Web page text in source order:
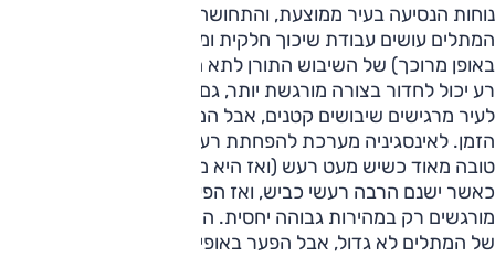
נוחות הנסיעה בעיר ממוצעת, והתחושה היא שבחלק מהמקרים
המתלים עושים עבודת שיכוך חלקית ומעבירים חלק (גם אם
באופן מרוכך) של השיבוש התורן לתא הנוסעים. פה ושם שיבוש
רע יכול לחדור בצורה מורגשת יותר, גם אם לא בחבטה. מחוץ
לעיר מרגישים שיבושים קטנים, אבל המכונית נעימה במרבית
הזמן. לאינסגיניה מערכת להפחתת רעשי כביש, ונראה שהיא
טובה מאוד כשיש מעט רעש (ואז היא מרשימה), ופחות טובה
כאשר ישנם הרבה רעשי כביש, ואז הפער גדול ומורגש; רעשי רוח
מורגשים רק במהירות גבוהה יחסית. ההבדל בין המצבים השונים
של המתלים לא גדול, אבל הפער באופיים בכל זאת מורגש.